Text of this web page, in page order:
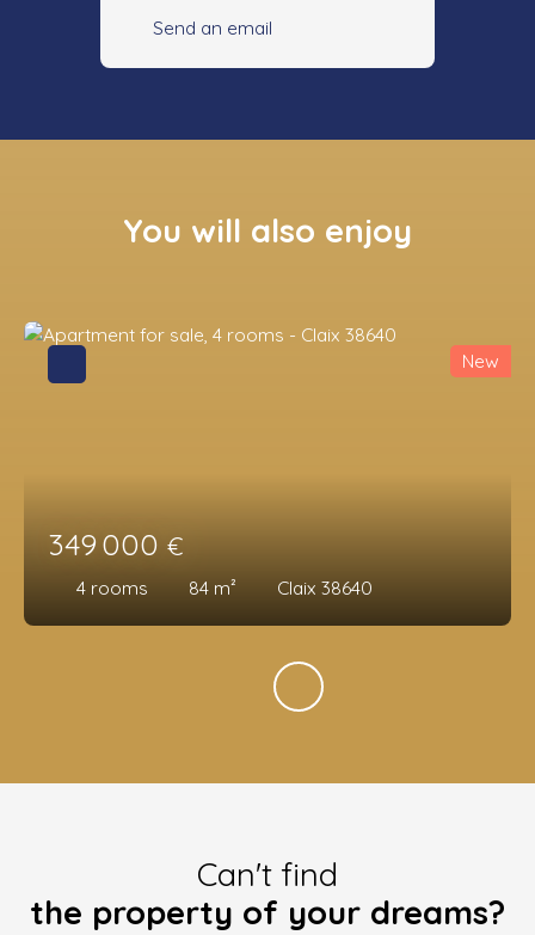
Send an email
You will also enjoy
349 000 €
4 rooms 84 m² Claix 38640
New
Can't find
the property of your dreams?